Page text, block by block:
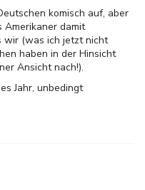
komisch auf, aber
Amerikaner damit
wir (was ich jetzt nicht
haben in der Hinsicht
Ansicht nach!).
Jahr, unbedingt